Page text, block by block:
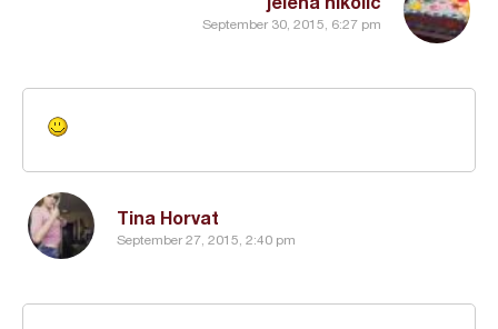
September 30, 2015, 6:27 pm
Tina Horvat
September 27, 2015, 2:40 pm